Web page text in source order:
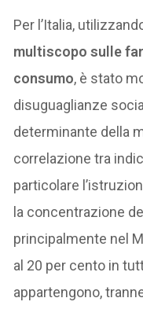
Per l’Italia,
multiscopo sulle
consumo, è stato
disuguaglianze
determinante della
correlazione tra
particolare
la concentrazione
principalmente nel
al 20 per cento in
appartengono,